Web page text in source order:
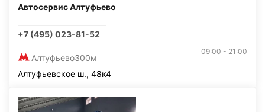
Автосервис Алтуфьево
+7 (495) 023-81-52
Алтуфьево300м
09:00 - 21:00
Алтуфьевское ш., 48к4